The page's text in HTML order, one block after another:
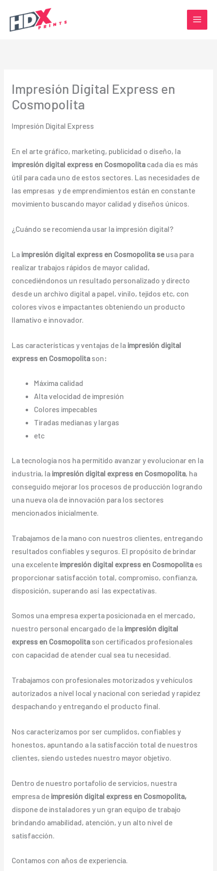
contenido
Impresión Digital Express en
Cosmopolita
Impresión Digital Express
En el arte gráfico, marketing, publicidad o diseño, la
impresión digital express en Cosmopolitacada día es más
útil para cada uno de estos sectores. Las necesidades de
las empresas y de emprendimientos están en constante
movimiento buscando mayor calidad y diseños únicos.
¿Cuándo se recomienda usar la impresión digital?
La impresión digital express en Cosmopolita seusa para
realizar trabajos rápidos de mayor calidad,
concediéndonos un resultado personalizado y directo
desde un archivo digital a papel, vinilo, tejidos etc, con
colores vivos e impactantes obteniendo un producto
llamativo e innovador.
Las características y ventajas de la impresión digital
express en Cosmopolita son:
Máxima calidad
Alta velocidad de impresión
Colores impecables
Tiradas medianas y largas
etc
La tecnología nos ha permitido avanzar y evolucionar en la
industria, la impresión digital express en Cosmopolita, ha
conseguido mejorar los procesos de producción logrando
una nueva ola de innovación para los sectores
mencionados inicialmente.
Trabajamos de la mano con nuestros clientes, entregando
resultados confiables y seguros. El propósito de brindar
una excelente impresión digital express en Cosmopolita es
proporcionar satisfacción total, compromiso, confianza,
disposición, superando así las expectativas.
Somos una empresa experta posicionada en el mercado,
nuestro personal encargado de la impresión digital
express en Cosmopolitason certificados profesionales
con capacidad de atender cual sea tu necesidad.
Trabajamos con profesionales motorizados y vehículos
autorizados a nivel local y nacional con seriedad y rapidez
despachando y entregando el producto final.
Nos caracterizamos por ser cumplidos, confiables y
honestos, apuntando a la satisfacción total de nuestros
clientes, siendo ustedes nuestro mayor objetivo.
Dentro de nuestro portafolio de servicios, nuestra
empresa de impresión digital express en Cosmopolita,
dispone de instaladores y un gran equipo de trabajo
brindando amabilidad, atención, y un alto nivel de
satisfacción.
Contamos con años de experiencia.